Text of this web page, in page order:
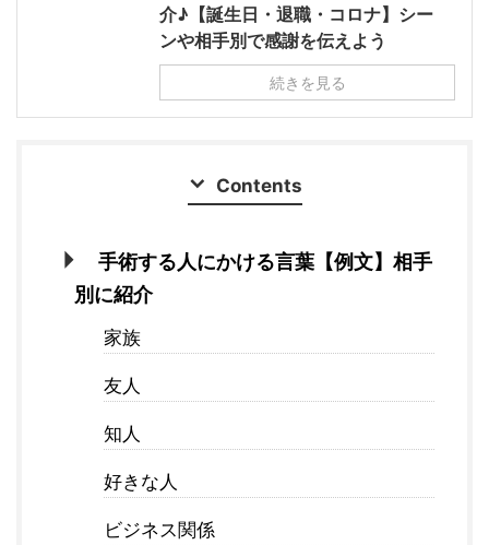
介♪【誕生日・退職・コロナ】シー
ンや相手別で感謝を伝えよう
続きを見る
Contents
手術する人にかける言葉【例文】相手
別に紹介
家族
友人
知人
好きな人
ビジネス関係